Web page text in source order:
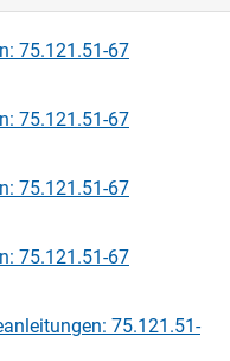
75.121.51-67
75.121.51-67
75.121.51-67
75.121.51-67
75.121.51-